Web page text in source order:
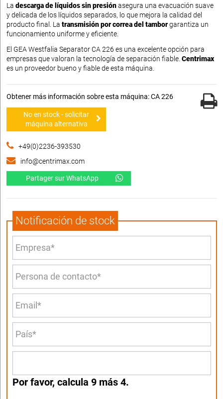
La descarga de líquidos sin presiónasegura una evacuación suave
y delicada de los líquidos separados, lo que mejora la calidad del
producto final. La transmisión por correa del tamborgarantiza un
funcionamiento uniforme y eficiente.
El GEA Westfalia Separator CA 226 es una excelente opción para
empresas que valoran la tecnología de separación fiable. Centrimax
es un proveedor bueno y fiable de esta máquina.
Obtener más información sobre esta máquina: CA 226
No en stock - solicitar
máquina alternativa
+49(0)2236-393530
info@centrimax.com
Partager sur WhatsApp
Notificación de stock
Por favor, calcula 9 más 4.